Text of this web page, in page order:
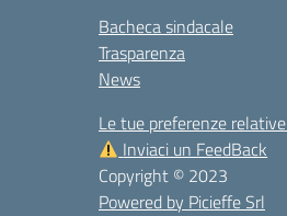
Bacheca sindacale
Trasparenza
News
Le tue preferenze
Inviaci un FeedBack
Copyright © 2023
Powered by Picieffe Srl